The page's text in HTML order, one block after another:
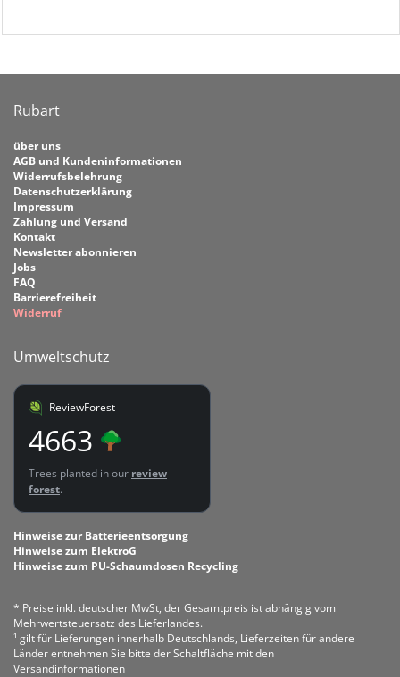
Rubart
über uns
AGB und Kundeninformationen
Widerrufsbelehrung
Datenschutzerklärung
Impressum
Zahlung und Versand
Kontakt
Newsletter abonnieren
Jobs
FAQ
Barrierefreiheit
Widerruf
Umweltschutz
ReviewForest
4663
Trees planted in our review
forest.
Hinweise zur Batterieentsorgung
Hinweise zum ElektroG
Hinweise zum PU-Schaumdosen Recycling
* Preise inkl. deutscher MwSt, der Gesamtpreis ist abhängig vom
Mehrwertsteuersatz des Lieferlandes.
¹ gilt für Lieferungen innerhalb Deutschlands, Lieferzeiten für andere
Länder entnehmen Sie bitte der Schaltfläche mit den
Versandinformationen